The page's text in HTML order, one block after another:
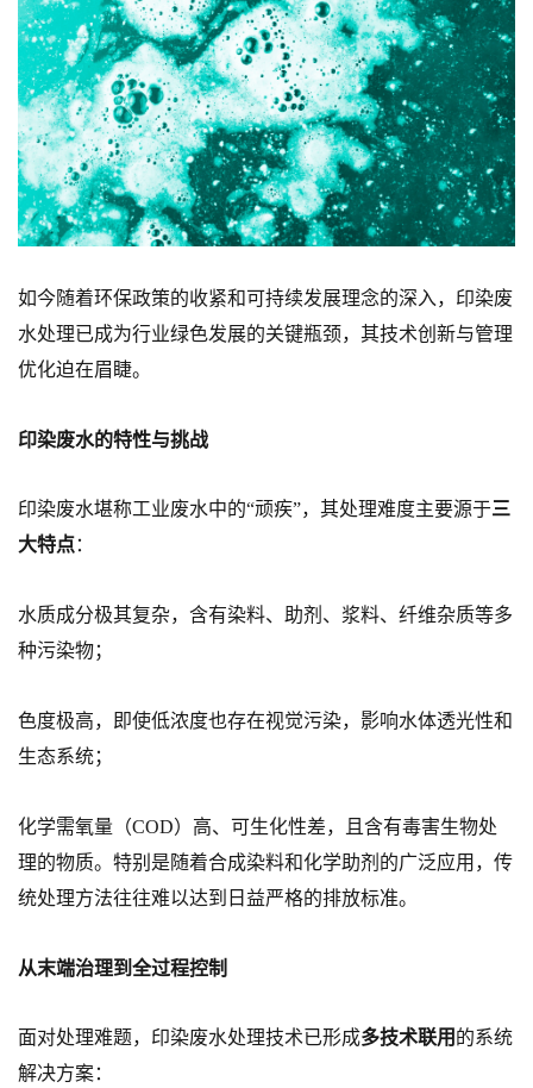
如今随着环保政策的收紧和可持续发展理念的深入，印染废
水处理已成为行业绿色发展的关键瓶颈，其技术创新与管理
优化迫在眉睫。
印染废水的特性与挑战
印染废水堪称工业废水中的“顽疾”，其处理难度主要源于三
大特点：
水质成分极其复杂，含有染料、助剂、浆料、纤维杂质等多
种污染物；
色度极高，即使低浓度也存在视觉污染，影响水体透光性和
生态系统；
化学需氧量（COD）高、可生化性差，且含有毒害生物处
理的物质。特别是随着合成染料和化学助剂的广泛应用，传
统处理方法往往难以达到日益严格的排放标准。
从末端治理到全过程控制
面对处理难题，印染废水处理技术已形成多技术联用 的系统
解决方案：